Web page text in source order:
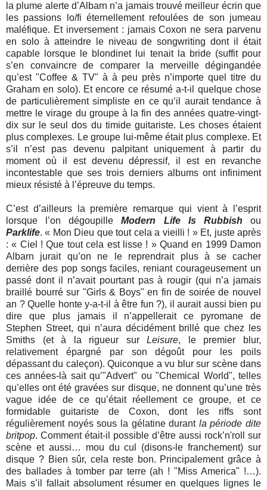
la plume alerte d’Albarn n’a jamais trouvé meilleur écrin que
les passions lo/fi éternellement refoulées de son jumeau
maléfique. Et inversement : jamais Coxon ne sera parvenu
en solo à atteindre le niveau de songwriting dont il était
capable lorsque le blondinet lui tenait la bride (suffit pour
s’en convaincre de comparer la merveille dégingandée
qu’est "Coffee & TV" à à peu près n’importe quel titre du
Graham en solo). Et encore ce résumé a-t-il quelque chose
de particulièrement simpliste en ce qu’il aurait tendance à
mettre le virage du groupe à la fin des années quatre-vingt-
dix sur le seul dos du timide guitariste. Les choses étaient
plus complexes. Le groupe lui-même était plus complexe. Et
s’il n’est pas devenu palpitant uniquement à partir du
moment où il est devenu dépressif, il est en revanche
incontestable que ses trois derniers albums ont infiniment
mieux résisté à l’épreuve du temps.
C’est d’ailleurs la première remarque qui vient à l’esprit
lorsque l’on dégoupilleModern Life Is Rubbish ou
Parklife. « Mon Dieu que tout cela a vieilli ! » Et, juste après
: « Ciel ! Que tout cela est lisse ! » Quand en 1999 Damon
Albarn jurait qu’on ne le reprendrait plus à se cacher
derrière des pop songs faciles, reniant courageusement un
passé dont il n’avait pourtant pas à rougir (qui n’a jamais
braillé bourré sur "Girls & Boys" en fin de soirée de nouvel
an ? Quelle honte y-a-t-il à être fun ?), il aurait aussi bien pu
dire que plus jamais il n’appellerait ce pyromane de
Stephen Street, qui n’aura décidément brillé que chez les
Smiths (et à la rigueur surLeisure, le premier blur,
relativement épargné par son dégoût pour les poils
dépassant du caleçon). Quiconque a vu blur sur scène dans
ces années-là sait qu’"Advert" ou "Chemical World", telles
qu’elles ont été gravées sur disque, ne donnent qu’une très
vague idée de ce qu’était réellement ce groupe, et ce
formidable guitariste de Coxon, dont les riffs sont
régulièrement noyés sous la gélatine durant la période dite
britpop. Comment était-il possible d’être aussi rock’n'roll sur
scène et aussi… mou du cul (disons-le franchement) sur
disque ? Bien sûr, cela reste bon. Principalement grâce à
des ballades à tomber par terre (ah ! "Miss America" !…).
Mais s’il fallait absolument résumer en quelques lignes le